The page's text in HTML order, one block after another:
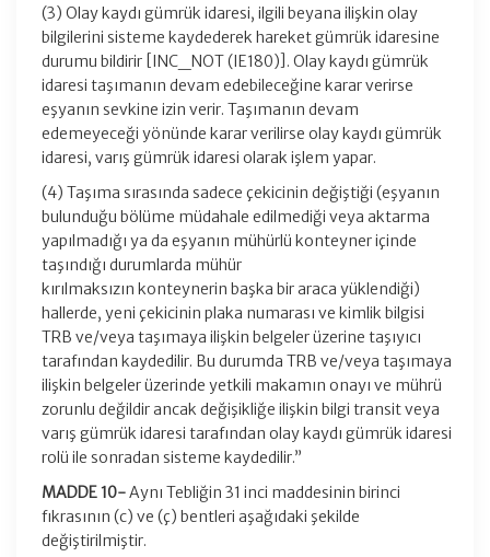
(3) Olay kaydı gümrük idaresi, ilgili beyana ilişkin olay
bilgilerini sisteme kaydederek hareket gümrük idaresine
durumu bildirir [INC_NOT (IE180)]. Olay kaydı gümrük
idaresi taşımanın devam edebileceğine karar verirse
eşyanın sevkine izin verir. Taşımanın devam
edemeyeceği yönünde karar verilirse olay kaydı gümrük
idaresi, varış gümrük idaresi olarak işlem yapar.
(4) Taşıma sırasında sadece çekicinin değiştiği (eşyanın
bulunduğu bölüme müdahale edilmediği veya aktarma
yapılmadığı ya da eşyanın mühürlü konteyner içinde
taşındığı durumlarda mühür
kırılmaksızın konteynerin başka bir araca yüklendiği)
hallerde, yeni çekicinin plaka numarası ve kimlik bilgisi
TRB ve/veya taşımaya ilişkin belgeler üzerine taşıyıcı
tarafından kaydedilir. Bu durumda TRB ve/veya taşımaya
ilişkin belgeler üzerinde yetkili makamın onayı ve mührü
zorunlu değildir ancak değişikliğe ilişkin bilgi transit veya
varış gümrük idaresi tarafından olay kaydı gümrük idaresi
rolü ile sonradan sisteme kaydedilir.”
MADDE 10-Aynı Tebliğin 31 inci maddesinin birinci
fıkrasının (c) ve (ç) bentleri aşağıdaki şekilde
değiştirilmiştir.